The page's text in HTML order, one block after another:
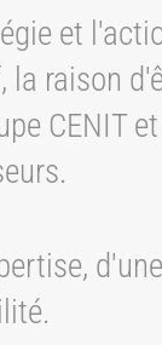
et
la raison
CENIT